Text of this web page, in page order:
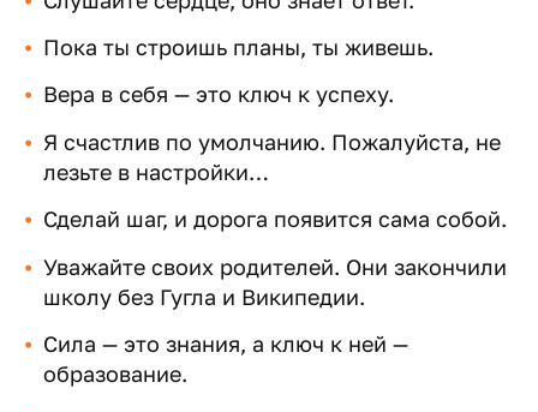
Пока ты строишь планы, ты живешь.
Вера в себя — это ключ к успеху.
Я счастлив по умолчанию. Пожалуйста, не
лезьте в настройки…
Сделай шаг, и дорога появится сама собой.
Уважайте своих родителей. Они закончили
школу без Гугла и Википедии.
Сила — это знания, а ключ к ней —
образование.